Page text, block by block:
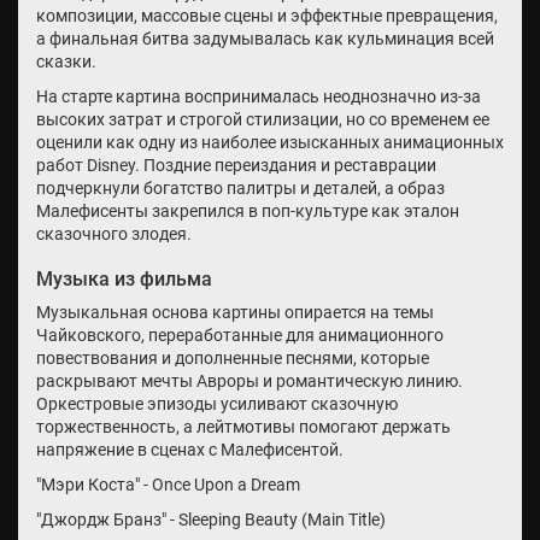
композиции, массовые сцены и эффектные превращения,
а финальная битва задумывалась как кульминация всей
сказки.
На старте картина воспринималась неоднозначно из-за
высоких затрат и строгой стилизации, но со временем ее
оценили как одну из наиболее изысканных анимационных
работ Disney. Поздние переиздания и реставрации
подчеркнули богатство палитры и деталей, а образ
Малефисенты закрепился в поп-культуре как эталон
сказочного злодея.
Музыка из фильма
Музыкальная основа картины опирается на темы
Чайковского, переработанные для анимационного
повествования и дополненные песнями, которые
раскрывают мечты Авроры и романтическую линию.
Оркестровые эпизоды усиливают сказочную
торжественность, а лейтмотивы помогают держать
напряжение в сценах с Малефисентой.
"Мэри Коста" - Once Upon a Dream
"Джордж Бранз" - Sleeping Beauty (Main Title)